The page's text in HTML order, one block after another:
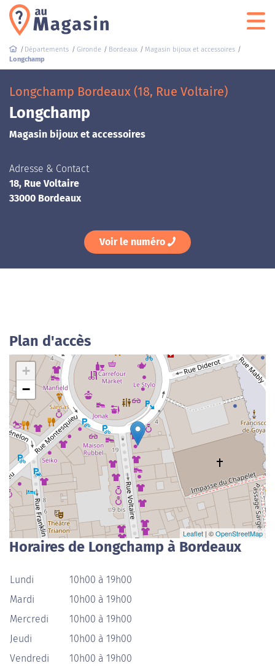
Départements Gironde Bordeaux
Magasin bijoux et accessoires
Longchamp
Longchamp Bordeaux (18, Rue Voltaire)
Longchamp
Magasin bijoux et accessoires
Adresse & Contact
18, Rue Voltaire
33000 Bordeaux
Voir le numéro
Plan d'accès
+
−
Leaflet | ©OpenStreetMap
Horaires de Longchamp à Bordeaux
Lundi
10h00 à 19h00
Mardi
10h00 à 19h00
Mercredi
10h00 à 19h00
Jeudi
10h00 à 19h00
Vendredi
10h00 à 19h00